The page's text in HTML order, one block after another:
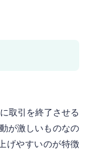
取引を終了させる
が激しいものなの
げやすいのが特徴